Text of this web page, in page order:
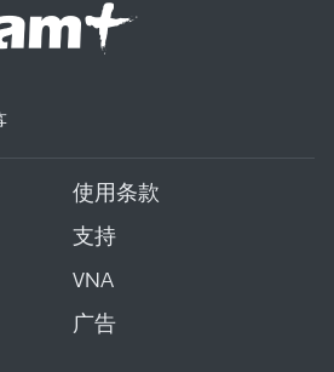
使用条款
支持
VNA
广告